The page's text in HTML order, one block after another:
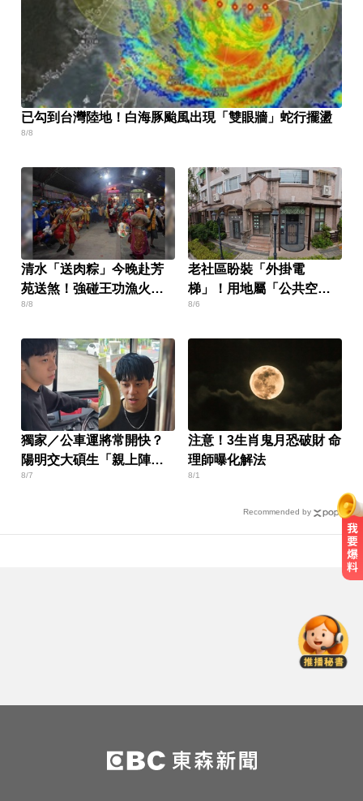
已勾到台灣陸地！白海豚颱風出現「雙眼牆」蛇行擺盪
8/8
清水「送肉粽」今晚赴芳
苑送煞！強碰王功漁火節
上千遊客 喪家回應了
8/8
老社區盼裝「外掛電
梯」！用地屬「公共空
間」卡關
8/6
獨家／公車運將常開快？
陽明交大碩生「親上陣」
找原因
8/7
注意！3生肖鬼月恐破財 命
理師曝化解法
8/1
Recommended by
德喊：此時不生待何時
喝牛奶狂拉？醫曝乳糖不耐補鈣救